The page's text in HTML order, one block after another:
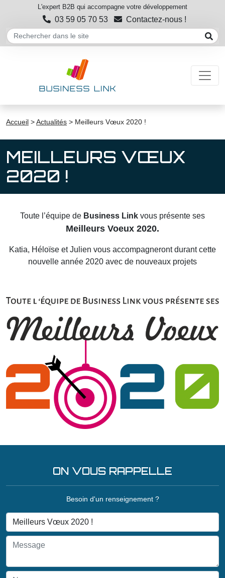
L'expert B2B qui accompagne votre développement
03 59 05 70 53 Contactez-nous !
Accueil >Actualités > Meilleurs Vœux 2020 !
MEILLEURS VŒUX
2020 !
Toute l’équipe de Business Link vous présente ses
Meilleurs Voeux 2020.
Katia, Héloïse et Julien vous accompagneront durant cette
nouvelle année 2020 avec de nouveaux projets
ON VOUS RAPPELLE
Besoin d'un renseignement ?